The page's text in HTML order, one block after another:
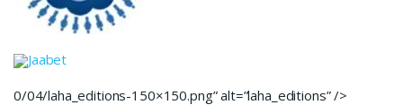
Jaabet
0/04/laha_editions-150×150.png” alt=”laha_editions” />